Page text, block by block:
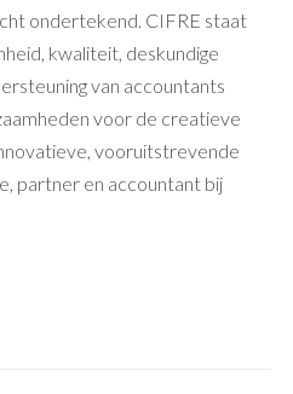
ondertekend. CIFRE staat
kwaliteit, deskundige
van accountants
voor de creatieve
vooruitstrevende
partner en accountant bij